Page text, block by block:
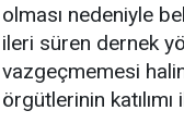
olması nedeniyle
ileri süren dernek
vazgeçmemesi
örgütlerinin